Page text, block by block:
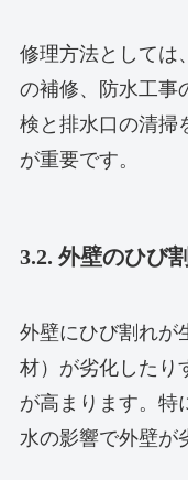
修理方法としては
の補修、防水工事
検と排水口の清掃
が重要です。
3.2. 外壁のひび
外壁にひび割れが
材）が劣化したり
が高まります。特
水の影響で外壁が